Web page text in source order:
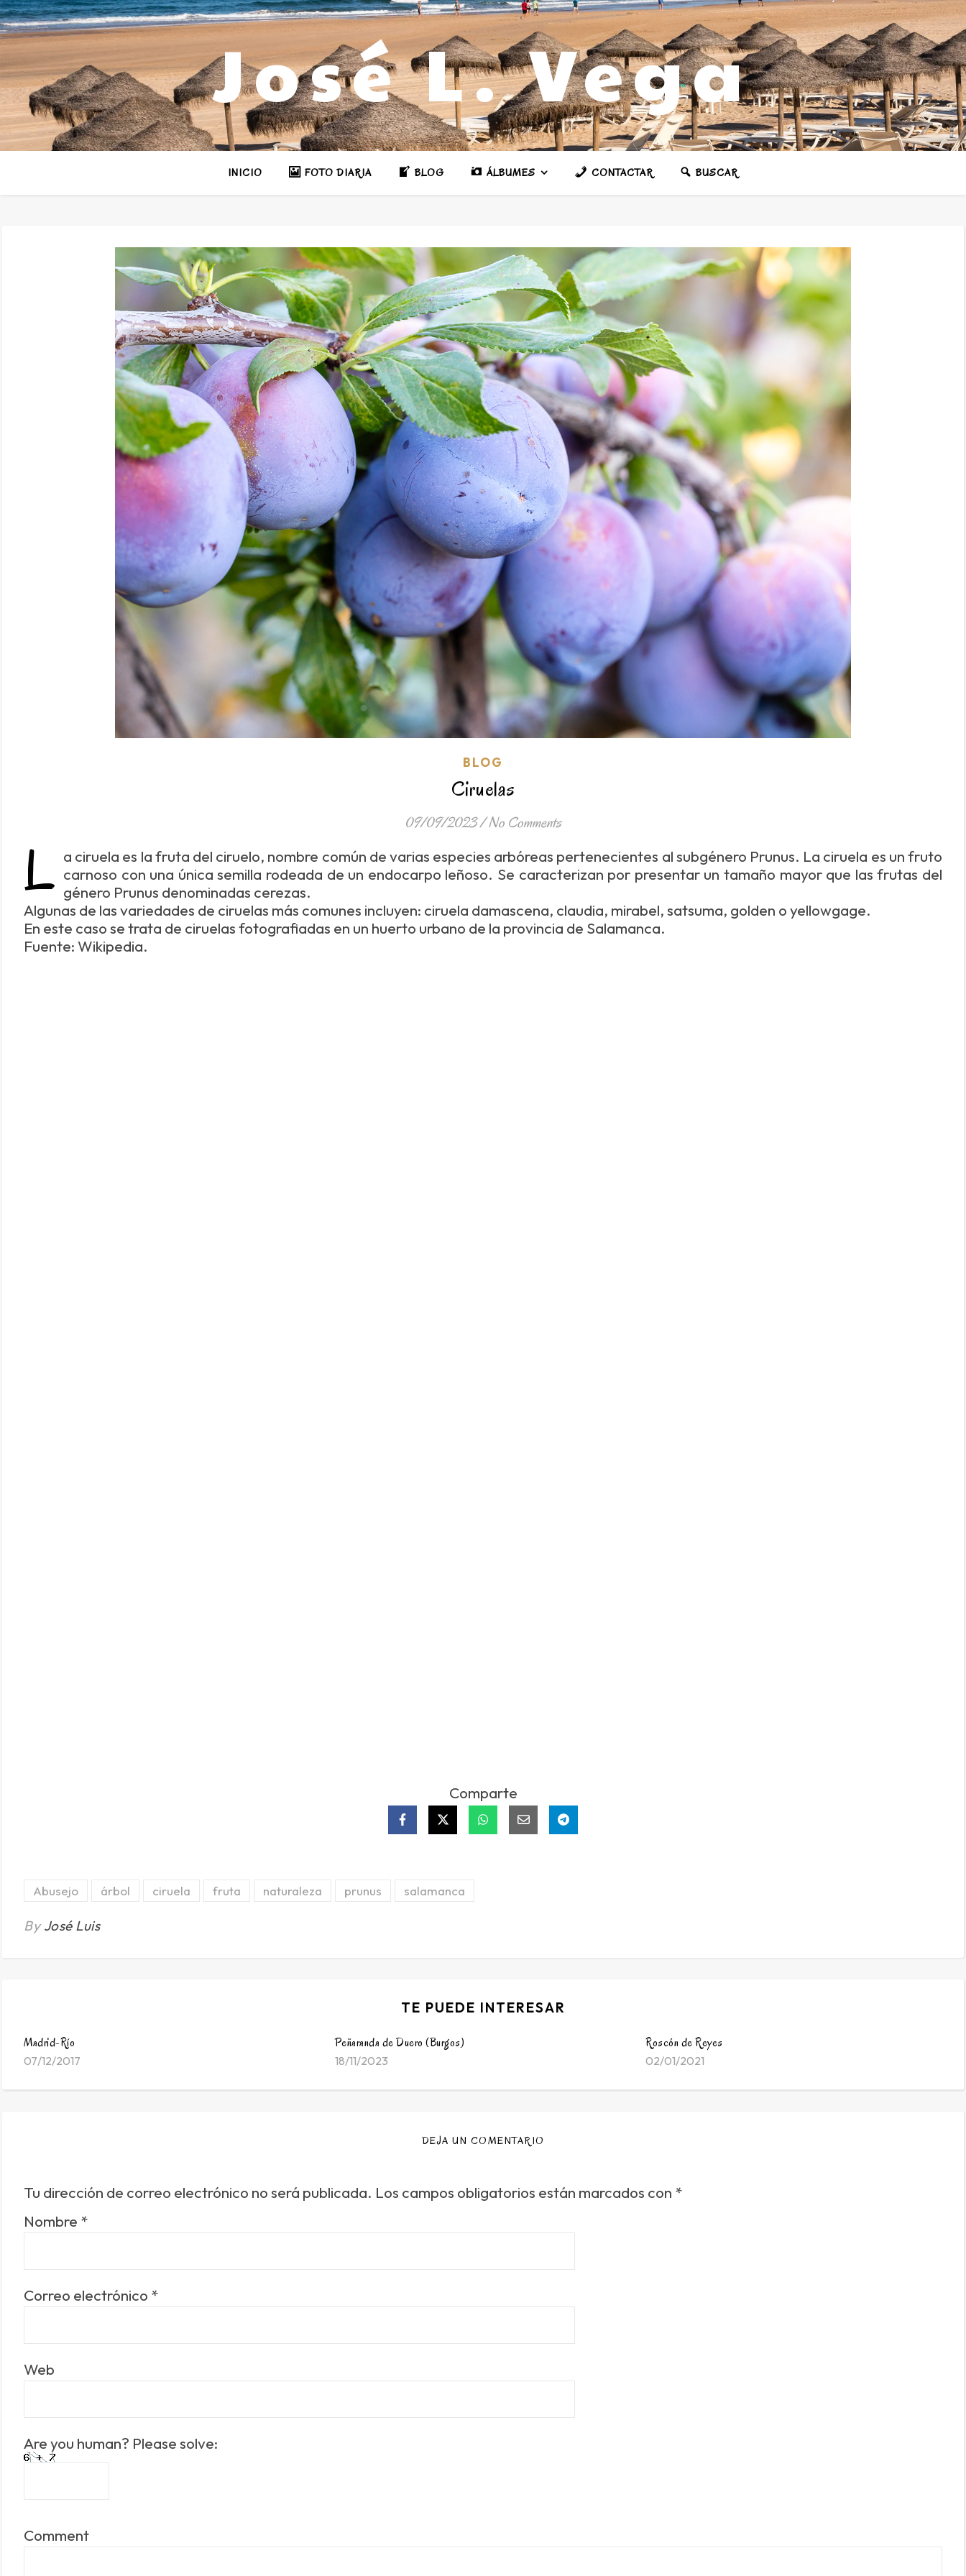
José L. Vega
INICIO FOTO DIARIA BLOG ÁLBUMES CONTACTAR BUSCAR
BLOG
Ciruelas
09/09/2023/No Comments
L a ciruela es la fruta del ciruelo, nombre común de varias especies arbóreas pertenecientes al subgénero Prunus. La ciruela es un fruto
carnoso con una única semilla rodeada de un endocarpo leñoso. Se caracterizan por presentar un tamaño mayor que las frutas del
género Prunus denominadas cerezas.
Algunas de las variedades de ciruelas más comunes incluyen: ciruela damascena, claudia, mirabel, satsuma, golden o yellowgage.
En este caso se trata de ciruelas fotografiadas en un huerto urbano de la provincia de Salamanca.
Fuente: Wikipedia.
Comparte
Abusejo árbol ciruela fruta naturaleza prunus salamanca
ByJosé Luis
TE PUEDE INTERESAR
Madrid-Río
07/12/2017
Peñaranda de Duero (Burgos)
18/11/2023
Roscón de Reyes
02/01/2021
DEJA UN COMENTARIO
Tu dirección de correo electrónico no será publicada. Los campos obligatorios están marcados con *
Nombre *
Correo electrónico *
Web
Are you human? Please solve:
Comment